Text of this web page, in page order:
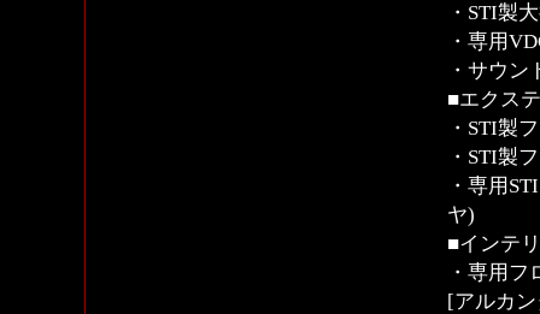
・STI製
・専用
・サウ
■エクス
・STI製
・STI製
・専用
ヤ)
■インテ
・専用フ
[アルカ